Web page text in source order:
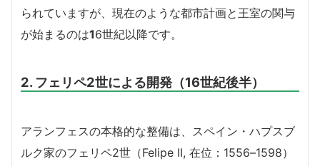
られていますが、現在のような都市計画と王室の関与
が始まるのは16世紀以降です。
2. フェリペ2世による開発（16世紀後半）
アランフェスの本格的な整備は、スペイン・ハプスブ
ルク家のフェリペ2世（Felipe II, 在位：1556–1598）